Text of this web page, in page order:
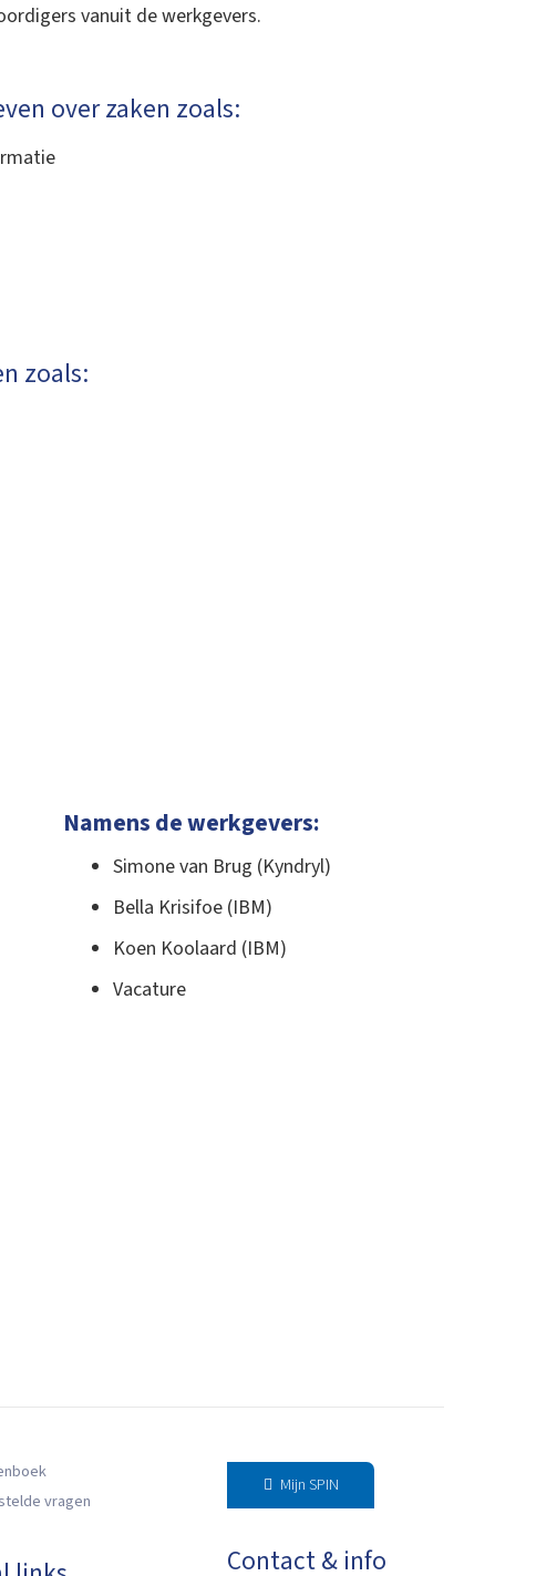
vanuit de werkgevers.
over zaken zoals:
zoals:
Namens de werkgevers:
Simone van Brug (Kyndryl)
Bella Krisifoe (IBM)
Koen Koolaard (IBM)
Vacature
vragen
Mijn SPIN
Contact & info